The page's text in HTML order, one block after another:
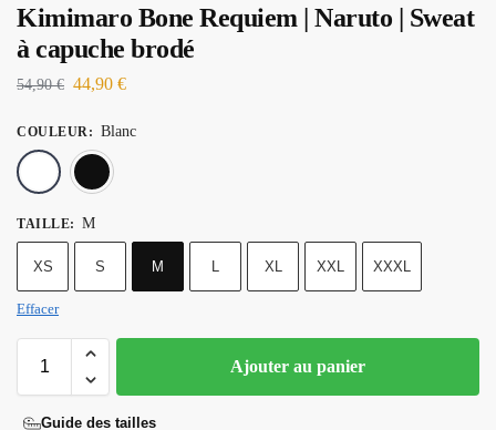
Kimimaro Bone Requiem | Naruto | Sweat
à capuche brodé
54,90€ 44,90 €
COULEUR : Blanc
TAILLE: M
XS S M L XL XXL XXXL
Effacer
Ajouter au panier
Guide des tailles